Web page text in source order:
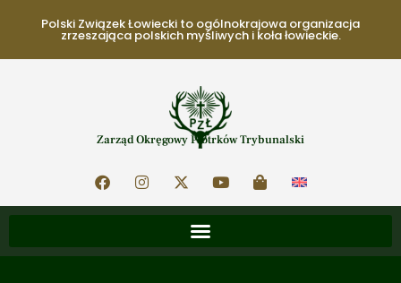
Polski Związek Łowiecki to ogólnokrajowa organizacja
zrzeszająca polskich myśliwych i koła łowieckie.
Zarząd Okręgowy Piotrków Trybunalski